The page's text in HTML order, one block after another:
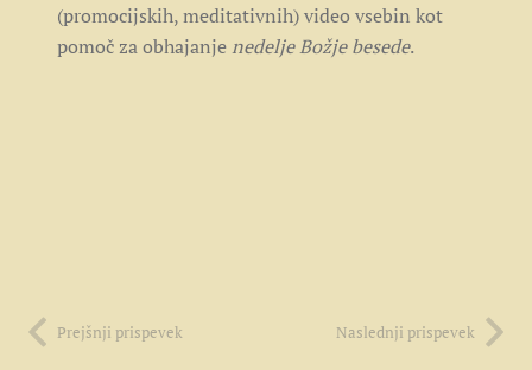
(promocijskih, meditativnih) video vsebin kot
pomoč za obhajanjenedelje Božje besede.
Prejšnji prispevek Naslednji prispevek